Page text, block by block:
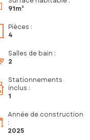
91m²
Pièces :
4
Salles de bain :
2
Stationnements
inclus :
1
Année de construction
:
2025